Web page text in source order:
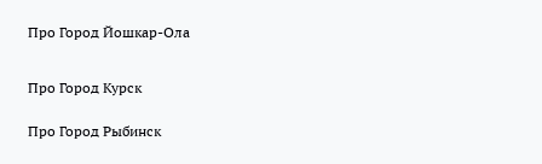
Про Город Йошкар-Ола
Про Город Курск
Про Город Рыбинск